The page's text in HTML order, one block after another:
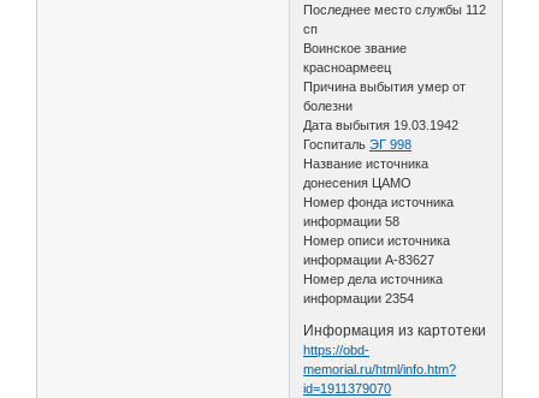
Последнее место службы 112
сп
Воинское звание
красноармеец
Причина выбытия умер от
болезни
Дата выбытия 19.03.1942
ГоспитальЭГ 998
Название источника
донесения ЦАМО
Номер фонда источника
информации 58
Номер описи источника
информации А-83627
Номер дела источника
информации 2354
Информация из картотеки
https://obd-
memorial.ru/html/info.htm?
id=1911379070